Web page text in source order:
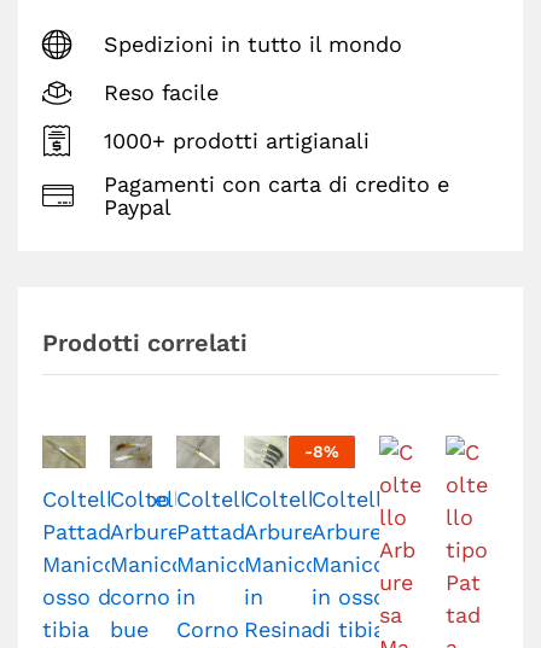
Spedizioni in tutto il mondo
Reso facile
1000+ prodotti artigianali
Pagamenti con carta di credito e
Paypal
Prodotti correlati
ColtelloTipo
Pattada
Manico in
osso di
tibia
Coltello
Arburesa
Manico in
corno di
bue
Coltello
Pattada
Manico
in
Corno
Coltello
Arburesa
Manico
in
Resina
-8%
Coltello
Arburesa
Manico
in osso
di tibia